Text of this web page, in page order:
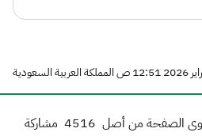
الصفحة من أصل 4516 مشاركة